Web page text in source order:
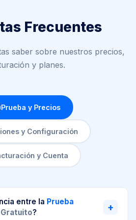
Frecuentes
saber sobre nuestros precios,
y planes.
Prueba y Precios
y Configuración
y Cuenta
entre la Prueba
Gratuito? +